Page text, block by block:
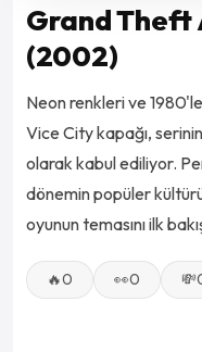
Grand Theft
(2002)
Neon renkleri ve
Vice City kapağı,
olarak kabul ediliyor.
dönemin popüler
oyunun temasını ilk
🔥0 👀0 💸